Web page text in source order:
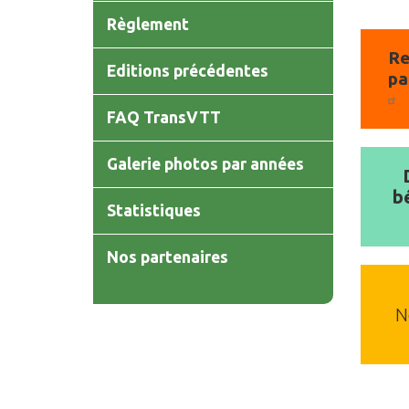
Règlement
Editions précédentes
FAQ TransVTT
Galerie photos par années
Statistiques
Nos partenaires